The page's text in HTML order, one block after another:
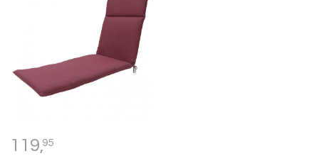
119,95